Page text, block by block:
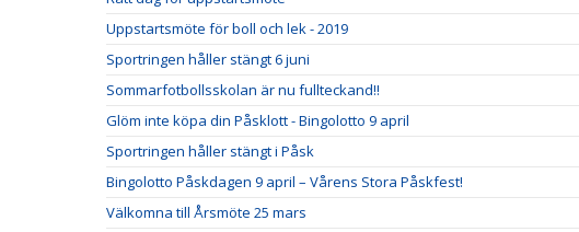
Uppstartsmöte för boll och lek - 2019
Sportringen håller stängt 6 juni
Sommarfotbollsskolan är nu fullteckand!!
Glöm inte köpa din Påsklott - Bingolotto 9 april
Sportringen håller stängt i Påsk
Bingolotto Påskdagen 9 april – Vårens Stora Påskfest!
Välkomna till Årsmöte 25 mars